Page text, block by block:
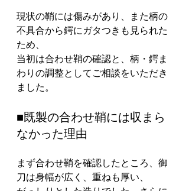
現状の鞘には傷みがあり、また柄の
不具合から鍔にガタつきも見られた
ため、
当初は合わせ鞘の確認と、柄・鍔ま
わりの調整としてご相談をいただき
ました。
■既製の合わせ鞘には収まら
なかった理由
まず合わせ鞘を確認したところ、御
刀は身幅が広く、重ねも厚い、